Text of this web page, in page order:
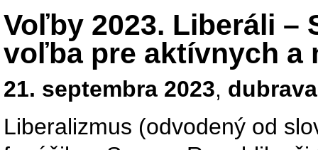
Voľby 2023. Liberáli –
voľba pre aktívnych a
21. septembra 2023,
Liberalizmus (odvodený od